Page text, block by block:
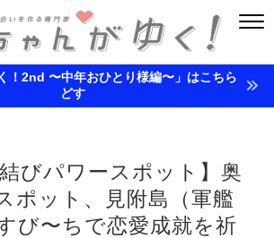
！2nd 〜中年おひとり様編〜」はこちら
どす
結びパワースポット】奥
ポット、見附島（軍艦
び〜ちで恋愛成就を祈